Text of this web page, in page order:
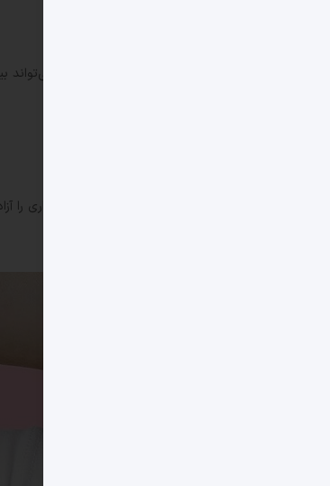
یو دی در دو نوع هورمونی و مسی موجود است.
داده می‌شود و به طور مداوم هورمون‌های ضد بارداری را